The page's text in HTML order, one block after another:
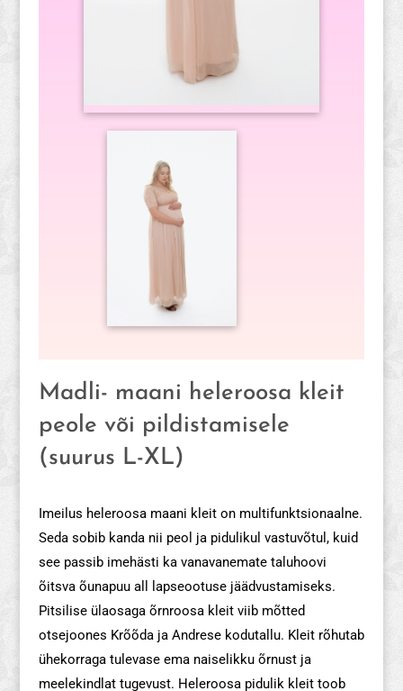
Madli- maani heleroosa kleit
peole või pildistamisele
(suurus L-XL)
Imeilus heleroosa maani kleit on multifunktsionaalne.
Seda sobib kanda nii peol ja pidulikul vastuvõtul, kuid
see passib imehästi ka vanavanemate taluhoovi
õitsva õunapuu all lapseootuse jäädvustamiseks.
Pitsilise ülaosaga õrnroosa kleit viib mõtted
otsejoones Krõõda ja Andrese kodutallu. Kleit rõhutab
ühekorraga tulevase ema naiselikku õrnust ja
meelekindlat tugevust. Heleroosa pidulik kleit toob